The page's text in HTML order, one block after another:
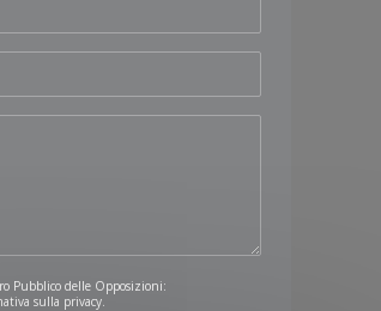
Pubblico delle Opposizioni:
sulla privacy.